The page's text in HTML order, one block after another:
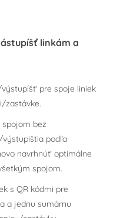
linkám a
pre spoje liniek
zastávke.
bez
podľa
navrhnúť optimálne
spojom.
s QR kódmi pre
a jednu sumárnu